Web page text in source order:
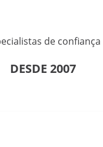
de confiança
DESDE 2007